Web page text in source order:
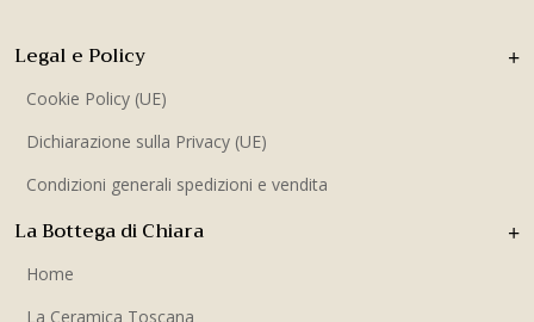
La Bottega di Chiara
Home
La Ceramica Toscana
Legal e Policy
Cookie Policy (UE)
Dichiarazione sulla Privacy (UE)
Condizioni generali spedizioni e vendita